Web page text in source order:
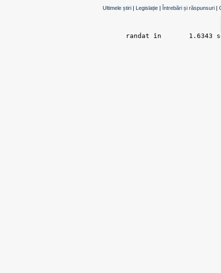
Ultimele știri | Legislație | Întrebări și răspunsuri |
randat în